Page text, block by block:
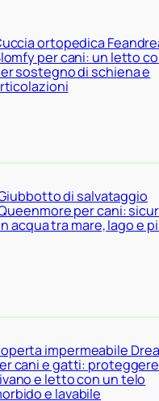
ortopedica
per cani: un letto
sostegno di schiena e
di salvataggio
per cani:
acqua tra mare, lago e
impermeabile
cani e gatti: proteggere
e letto con un telo
e lavabile